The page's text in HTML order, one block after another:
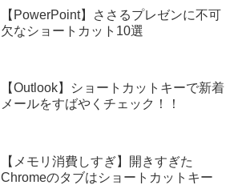
【PowerPoint】ささるプレゼンに不可
欠なショートカット10選
【Outlook】ショートカットキーで新着
メールをすばやくチェック！！
【メモリ消費しすぎ】開きすぎた
Chromeのタブはショートカットキー